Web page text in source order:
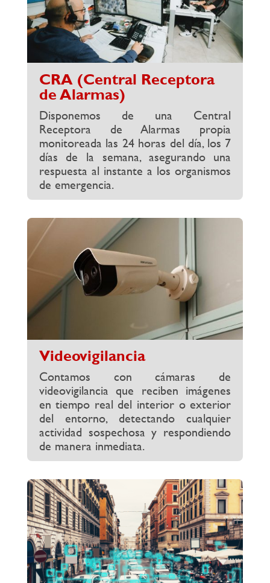
CRA (Central Receptora
de Alarmas)
Disponemos de una Central
Receptora de Alarmas propia
monitoreada las 24 horas del día, los 7
días de la semana, asegurando una
respuesta al instante a los organismos
de emergencia.
Videovigilancia
Contamos con cámaras de
videovigilancia que reciben imágenes
en tiempo real del interior o exterior
del entorno, detectando cualquier
actividad sospechosa y respondiendo
de manera inmediata.